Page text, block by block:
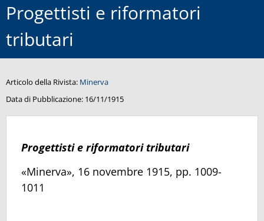
Progettisti e riformatori
tributari
Articolo della Rivista: Minerva
Data di Pubblicazione: 16/11/1915
Progettisti e riformatori tributari
«Minerva», 16 novembre 1915, pp. 1009-
1011